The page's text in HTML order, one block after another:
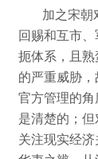
加之宋朝
回赐和互市
扼体系，且
的严重威胁，
官方管理的
是清楚的； 但
关注现实经